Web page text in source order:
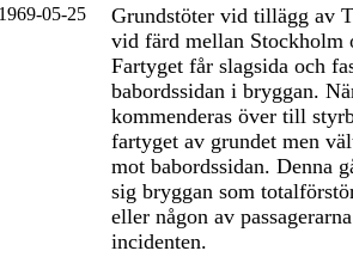
05-25
Grundstöter vid tillägg av
vid färd mellan Stockholm
Fartyget får slagsida och
babordssidan i bryggan.
kommenderas över till
fartyget av grundet men
mot babordssidan. Denna
sig bryggan som
eller någon av
incidenten.